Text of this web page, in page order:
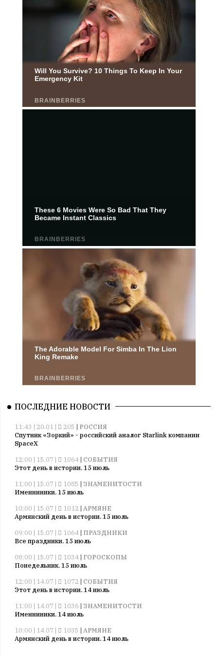
ПОСЛЕДНИЕ НОВОСТИ
11:43 | 20.01 | 205 | РОССИЯ
Спутник «Зоркий» - российский аналог Starlink компании
SpaceX
12:00 | 15.07 |
1064 | СОБЫТИЯ
Этот день в истории. 15 июль
11:00 | 15.07 |
1085 | ЗНАМЕНИТОСТИ
Именниники. 15 июль
10:00 | 15.07 |
1012 | АРМЯНЕ
Армянский день в истории. 15 июль
09:00 | 15.07 |
1064 | ПРАЗДНИКИ
Все праздники. 15 июль
08:00 | 15.07 |
1034 | ГОРОСКОПЫ
Понедельник. 15 июль
12:00 | 14.07 |
1072 | СОБЫТИЯ
Этот день в истории. 14 июль
11:00 | 14.07 |
1036 | ЗНАМЕНИТОСТИ
Именниники. 14 июль
10:00 | 14.07 |
1035 | АРМЯНЕ
Армянский день в истории. 14 июль